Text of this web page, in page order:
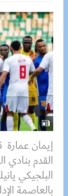
إيمان عمارة
القدم بنادي
البلجيكي